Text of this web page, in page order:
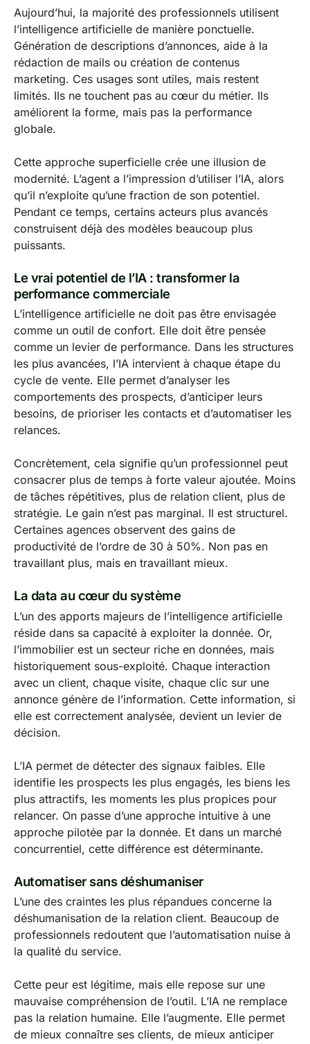
Aujourd’hui, la majorité des professionnels utilisent
l’intelligence artificielle de manière ponctuelle.
Génération de descriptions d’annonces, aide à la
rédaction de mails ou création de contenus
marketing. Ces usages sont utiles, mais restent
limités. Ils ne touchent pas au cœur du métier. Ils
améliorent la forme, mais pas la performance
globale.
Cette approche superficielle crée une illusion de
modernité. L’agent a l’impression d’utiliser l’IA, alors
qu’il n’exploite qu’une fraction de son potentiel.
Pendant ce temps, certains acteurs plus avancés
construisent déjà des modèles beaucoup plus
puissants.
Le vrai potentiel de l’IA : transformer la
performance commerciale
L’intelligence artificielle ne doit pas être envisagée
comme un outil de confort. Elle doit être pensée
comme un levier de performance. Dans les structures
les plus avancées, l’IA intervient à chaque étape du
cycle de vente. Elle permet d’analyser les
comportements des prospects, d’anticiper leurs
besoins, de prioriser les contacts et d’automatiser les
relances.
Concrètement, cela signifie qu’un professionnel peut
consacrer plus de temps à forte valeur ajoutée. Moins
de tâches répétitives, plus de relation client, plus de
stratégie. Le gain n’est pas marginal. Il est structurel.
Certaines agences observent des gains de
productivité de l’ordre de 30 à 50%. Non pas en
travaillant plus, mais en travaillant mieux.
La data au cœur du système
L’un des apports majeurs de l’intelligence artificielle
réside dans sa capacité à exploiter la donnée. Or,
l’immobilier est un secteur riche en données, mais
historiquement sous-exploité. Chaque interaction
avec un client, chaque visite, chaque clic sur une
annonce génère de l’information. Cette information, si
elle est correctement analysée, devient un levier de
décision.
L’IA permet de détecter des signaux faibles. Elle
identifie les prospects les plus engagés, les biens les
plus attractifs, les moments les plus propices pour
relancer. On passe d’une approche intuitive à une
approche pilotée par la donnée. Et dans un marché
concurrentiel, cette différence est déterminante.
Automatiser sans déshumaniser
L’une des craintes les plus répandues concerne la
déshumanisation de la relation client. Beaucoup de
professionnels redoutent que l’automatisation nuise à
la qualité du service.
Cette peur est légitime, mais elle repose sur une
mauvaise compréhension de l’outil. L’IA ne remplace
pas la relation humaine. Elle l’augmente. Elle permet
de mieux connaître ses clients, de mieux anticiper